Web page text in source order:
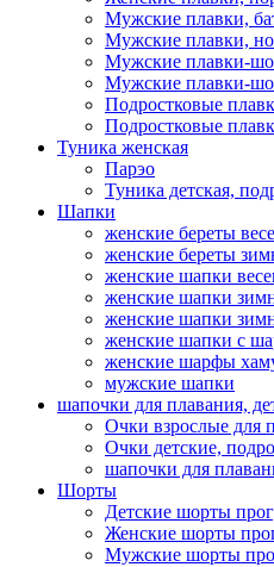
Мужские плавки,
Мужские плавки,
Мужские плавки-
Мужские плавки-
Подростковые
Подростковые
Туникa женская
Парэо
Туника детская,
Шапки
женские береты
женские береты
женские шапки
женские шапки
женские шапки
женские шапки с
женские шарфы
мужские шапки
шапочки для плавания,
Очки взрослые для
Очки детские,
шапочки для
Шорты
Детские шорты
Женские шорты
Мужские шорты